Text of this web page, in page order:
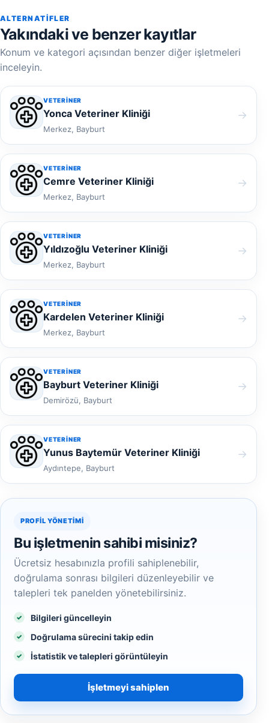
ALTERNATIFLER
Yakındaki ve benzer kayıtlar
Konum ve kategori açısından benzer diğer işletmeleri
inceleyin.
VETERINER
Yonca Veteriner Kliniği
Merkez, Bayburt
→
VETERINER
Cemre Veteriner Kliniği
Merkez, Bayburt
→
VETERINER
Yıldızoğlu Veteriner Kliniği
Merkez, Bayburt
→
VETERINER
Kardelen Veteriner Kliniği
Merkez, Bayburt
→
VETERINER
Bayburt Veteriner Kliniği
Demirözü, Bayburt
→
VETERINER
Yunus Baytemür Veteriner Kliniği
Aydıntepe, Bayburt
→
PROFIL YÖNETIMI
Bu işletmenin sahibi misiniz?
Ücretsiz hesabınızla profili sahiplenebilir,
doğrulama sonrası bilgileri düzenleyebilir ve
talepleri tek panelden yönetebilirsiniz.
Bilgileri güncelleyin
Doğrulama sürecini takip edin
İstatistik ve talepleri görüntüleyin
İşletmeyi sahiplen